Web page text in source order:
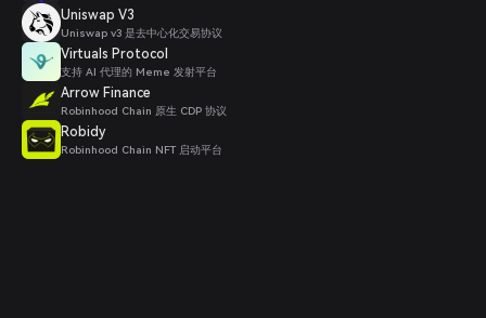
Uniswap V3
Uniswap v3 是去中心化交易协议
Virtuals Protocol
支持 AI 代理的 Meme 发射平台
Arrow Finance
Robinhood Chain 原生 CDP 协议
Robidy
Robinhood Chain NFT 启动平台